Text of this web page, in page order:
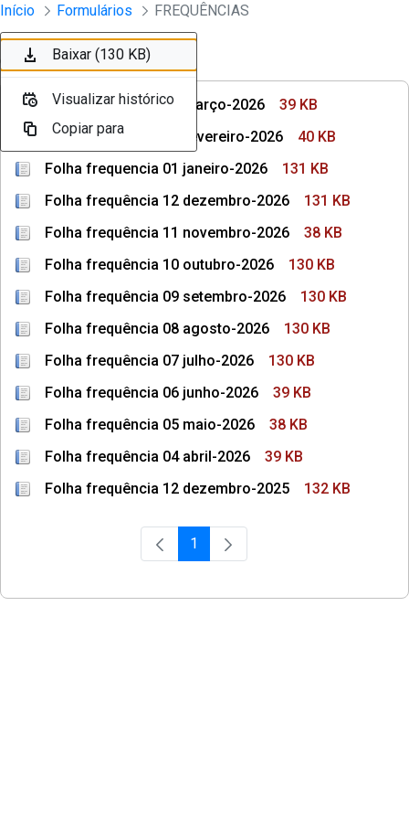
Pular para o Conteúdo principal
Divisão Minima - Escola Superior
Início Formulários FREQUÊNCIAS
Ordenar Filtro
Folha frequência 03 março-2026
39 KB
Folha frequência 02 fevereiro-2026
40 KB
Folha frequencia 01 janeiro-2026
131 KB
Folha frequência 12 dezembro-2026
131 KB
Folha frequência 11 novembro-2026
38 KB
Folha frequência 10 outubro-2026
130 KB
Folha frequência 09 setembro-2026
130 KB
Folha frequência 08 agosto-2026
130 KB
Folha frequência 07 julho-2026
130 KB
Folha frequência 06 junho-2026
39 KB
Folha frequência 05 maio-2026
38 KB
Folha frequência 04 abril-2026
39 KB
Folha frequência 12 dezembro-2025
132 KB
Página
1
Baixar (39 KB)
Visualizar histórico
Copiar para
Baixar (40 KB)
Visualizar histórico
Copiar para
Baixar (131 KB)
Visualizar histórico
Copiar para
Baixar (131 KB)
Visualizar histórico
Copiar para
Baixar (38 KB)
Visualizar histórico
Copiar para
Baixar (130 KB)
Visualizar histórico
Copiar para
Baixar (130 KB)
Visualizar histórico
Copiar para